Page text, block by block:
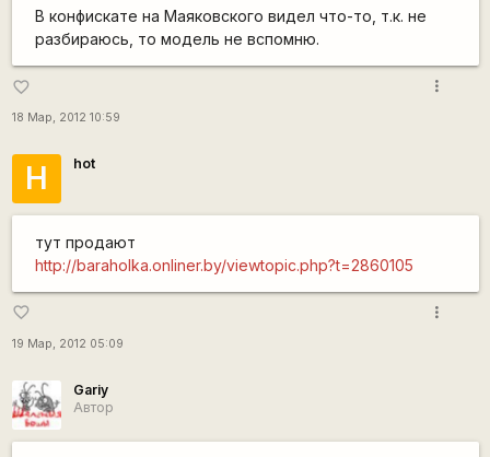
В конфискате на Маяковского видел что-то, т.к. не
разбираюсь, то модель не вспомню.
favorite_border
18 Мар, 2012 10:59
more_vert
H hot
тут продают
http://baraholka.onliner.by/viewtopic.php?t=2860105
favorite_border
19 Мар, 2012 05:09
more_vert
Gariy
Автор